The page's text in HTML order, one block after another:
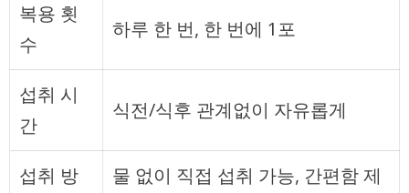
복용 횟
수
하루 한 번, 한 번에 1포
섭취 시
간
식전/식후 관계없이 자유롭게
섭취 방
물 없이 직접 섭취 가능, 간편함 제